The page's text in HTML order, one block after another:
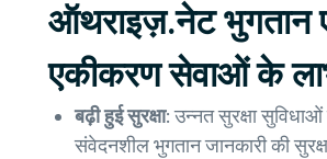
ऑथराइज़.नेट भुगतान
एकीकरण सेवाओं के
बढ़ी हुई सुरक्षा:उन्नत सुरक्षा
संवेदनशील भुगतान जानकारी की